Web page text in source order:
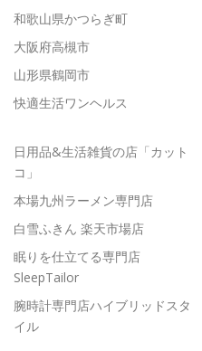
和歌山県かつらぎ町
大阪府高槻市
山形県鶴岡市
快適生活ワンヘルス
日用品&生活雑貨の店「カット
コ」
本場九州ラーメン専門店
白雪ふきん 楽天市場店
眠りを仕立てる専門店
SleepTailor
腕時計専門店ハイブリッドスタ
イル